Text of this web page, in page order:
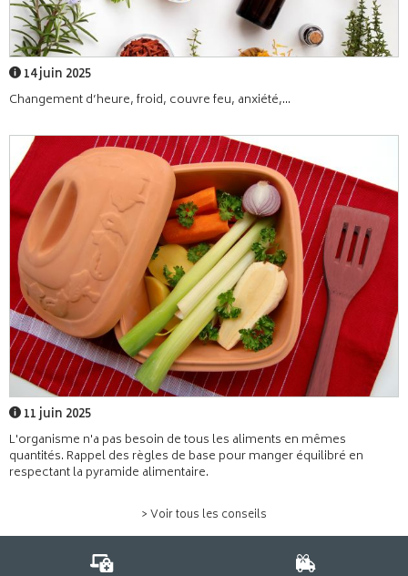
14 juin 2025
Changement d’heure, froid, couvre feu, anxiété,...
11 juin 2025
L'organisme n'a pas besoin de tous les aliments en mêmes
quantités. Rappel des règles de base pour manger équilibré en
respectant la pyramide alimentaire.
> Voir tous les conseils